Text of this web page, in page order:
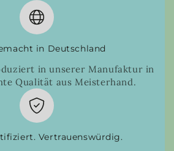
in Deutschland
in unserer Manufaktur in
Qualität aus Meisterhand.
Vertrauenswürdig.